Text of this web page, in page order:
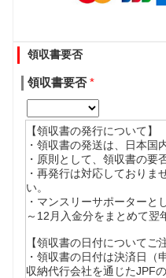
領収書要否
領収書要否*
【領収書の発行について】
・領収書の発送は、日本国
・原則として、領収書の要
・再発行は対応しておりま
い。
・マンスリーサポーターと
～12月入金分をまとめて翌
【領収書の日付についてご
・領収書の日付は決済日（
収納代行会社を通じたJPF